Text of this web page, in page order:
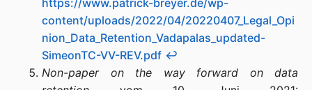
https://www.patrick-breyer.de/wp-
content/uploads/2022/04/20220407_Legal_Opi
nion_Data_Retention_Vadapalas_updated-
SimeonTC-VV-REV.pdf ↩︎
Non-paper on the way forward on data